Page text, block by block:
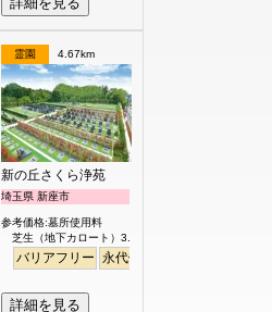
霊園 4.67km
新の丘さくら浄苑
埼玉県 新座市
参考価格:墓所使用料
芝生（地下カロート）3.0㎡ 122.8万円より
バリアフリー 永代供養
詳細を見る